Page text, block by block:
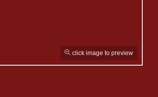
click image to preview